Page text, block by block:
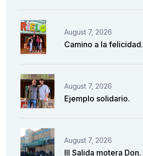
August 7, 2026
Camino a la felicidad.
August 7, 2026
Ejemplo solidario.
August 7, 2026
III Salida motera Don.